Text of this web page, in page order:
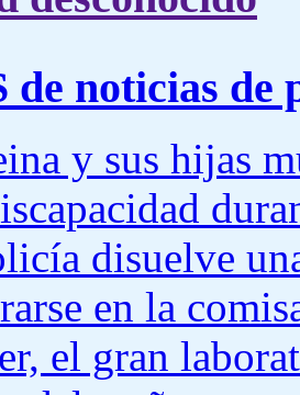
de noticias de
y sus hijas
disuelve
en la
el gran